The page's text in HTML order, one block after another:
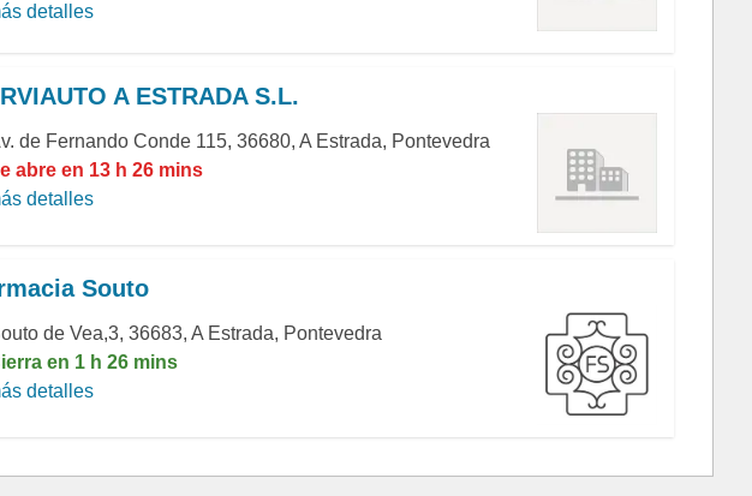
detalles
A ESTRADA S.L.
de Fernando Conde 115, 36680, A Estrada, Pontevedra
abre en 13 h 26 mins
detalles
Souto
de Vea,3, 36683, A Estrada, Pontevedra
en 1 h 26 mins
detalles